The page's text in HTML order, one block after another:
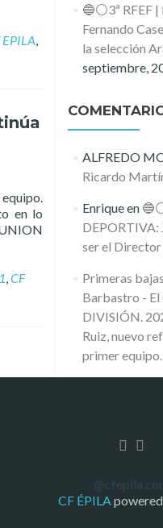
EPILA,
en lo
,CF
🔵⚪️3ª RFEF
Fernando
la selección
septiembre,
ALFREDO
Ricardo
Enriqueen
DEPORTIVA:
ser el
Primeras
Barbastro - El
DIVISIÓN.
Ruiz, nuevo
primer equipo.
CF ÉPILA